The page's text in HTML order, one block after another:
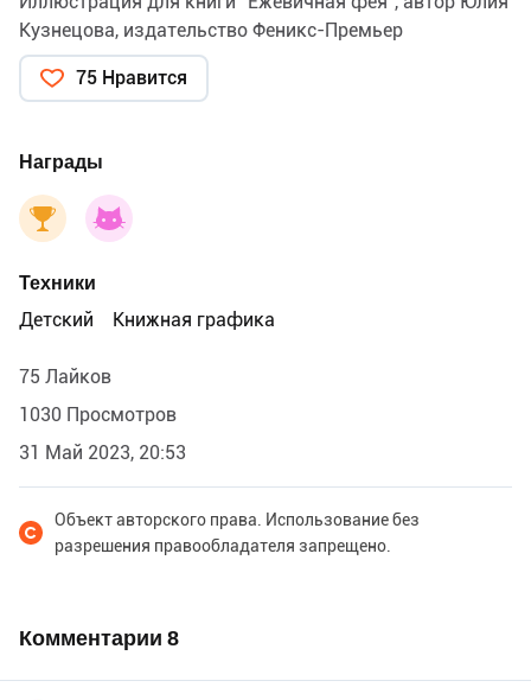
Кузнецова, издательство Феникс-Премьер
75 Нравится
Награды
Техники
Детский
Книжная графика
75 Лайков
1030 Просмотров
31 Май 2023, 20:53
Объект авторского права. Использование без
разрешения правообладателя запрещено.
Комментарии 8